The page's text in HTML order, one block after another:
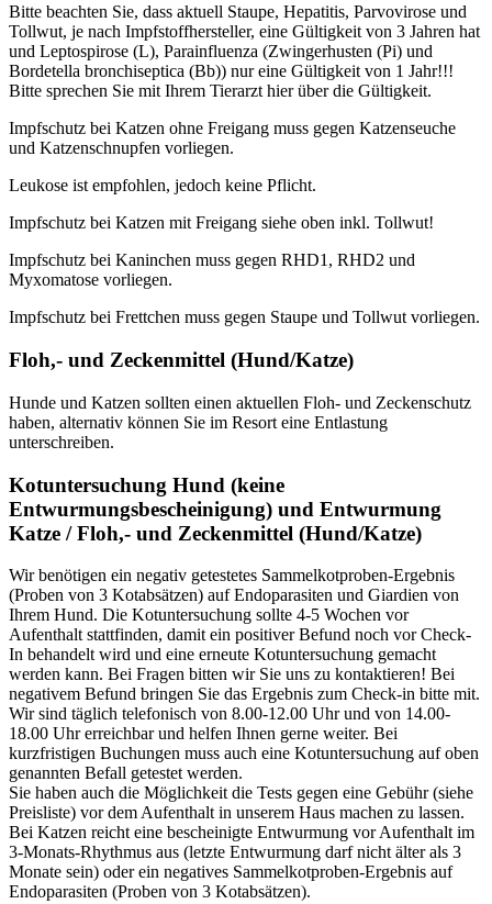
Bitte beachten Sie, dass aktuell Staupe, Hepatitis, Parvovirose und
Tollwut, je nach Impfstoffhersteller, eine Gültigkeit von 3 Jahren hat
und Leptospirose (L), Parainfluenza (Zwingerhusten (Pi) und
Bordetella bronchiseptica (Bb)) nur eine Gültigkeit von 1 Jahr!!!
Bitte sprechen Sie mit Ihrem Tierarzt hier über die Gültigkeit.
Impfschutz bei Katzen ohne Freigang muss gegen Katzenseuche
und Katzenschnupfen vorliegen.
Leukose ist empfohlen, jedoch keine Pflicht.
Impfschutz bei Katzen mit Freigang siehe oben inkl. Tollwut!
Impfschutz bei Kaninchen muss gegen RHD1, RHD2 und
Myxomatose vorliegen.
Impfschutz bei Frettchen muss gegen Staupe und Tollwut vorliegen.
Floh,- und Zeckenmittel (Hund/Katze)
Hunde und Katzen sollten einen aktuellen Floh- und Zeckenschutz
haben, alternativ können Sie im Resort eine Entlastung
unterschreiben.
Kotuntersuchung Hund (keine
Entwurmungsbescheinigung) und Entwurmung
Katze / Floh,- und Zeckenmittel (Hund/Katze)
Wir benötigen ein negativ getestetes Sammelkotproben-Ergebnis
(Proben von 3 Kotabsätzen) auf Endoparasiten und Giardien von
Ihrem Hund. Die Kotuntersuchung sollte 4-5 Wochen vor
Aufenthalt stattfinden, damit ein positiver Befund noch vor Check-
In behandelt wird und eine erneute Kotuntersuchung gemacht
werden kann. Bei Fragen bitten wir Sie uns zu kontaktieren! Bei
negativem Befund bringen Sie das Ergebnis zum Check-in bitte mit.
Wir sind täglich telefonisch von 8.00-12.00 Uhr und von 14.00-
18.00 Uhr erreichbar und helfen Ihnen gerne weiter. Bei
kurzfristigen Buchungen muss auch eine Kotuntersuchung auf oben
genannten Befall getestet werden.
Sie haben auch die Möglichkeit die Tests gegen eine Gebühr (siehe
Preisliste) vor dem Aufenthalt in unserem Haus machen zu lassen.
Bei Katzen reicht eine bescheinigte Entwurmung vor Aufenthalt im
3-Monats-Rhythmus aus (letzte Entwurmung darf nicht älter als 3
Monate sein) oder ein negatives Sammelkotproben-Ergebnis auf
Endoparasiten (Proben von 3 Kotabsätzen).